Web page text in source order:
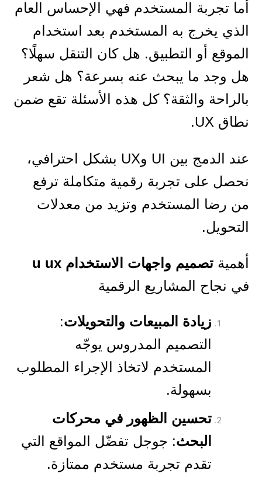
أما تجربة المستخدم فهي الإحساس العام
الذي يخرج به المستخدم بعد استخدام
الموقع أو التطبيق. هل كان التنقل سهلًا؟
هل وجد ما يبحث عنه بسرعة؟ هل شعر
بالراحة والثقة؟ كل هذه الأسئلة تقع ضمن
نطاق UX.
عند الدمج بين UI وUX بشكل احترافي،
نحصل على تجربة رقمية متكاملة ترفع
من رضا المستخدم وتزيد من معدلات
التحويل.
أهميةتصميم واجهات الاستخدام u ux
في نجاح المشاريع الرقمية
زيادة المبيعات والتحويلات:
التصميم المدروس يوجّه
المستخدم لاتخاذ الإجراء المطلوب
بسهولة.
تحسين الظهور في محركات
البحث: جوجل تفضّل المواقع التي
تقدم تجربة مستخدم ممتازة.